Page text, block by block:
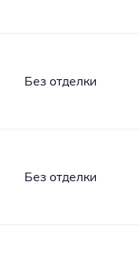
Без отделки
Без отделки